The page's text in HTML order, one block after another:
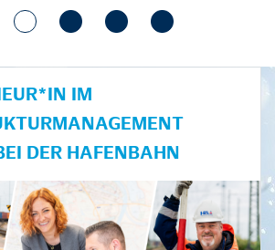
IM
DER HAFENBAHN